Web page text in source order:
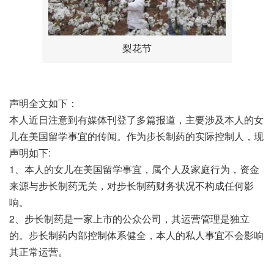
梨花节
声明全文如下：
本人近日注意到有媒体刊登了多篇报道，主要涉及本人的女
儿在美国留学事宜的传闻。作为步长制药的实际控制人，现
声明如下:
1、本人的女儿在美国留学事宜，属个人及家庭行为，资金
来源与步长制药无关，对步长制药财务状况不构成任何影
响。
2、步长制药是一家上市的公众公司，其运营管理是独立
的。步长制药内部控制体系健全，本人的私人事宜不会影响
其正常运营。